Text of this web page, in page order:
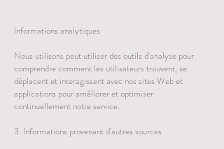
Informations analytiques
Nous utilisons peut utiliser des outils d'analyse pour
comprendre comment les utilisateurs trouvent, se
déplacent et interagissent avec nos sites Web et
applications pour améliorer et optimiser
continuellement notre service.
3. Informations provenant d'autres sources